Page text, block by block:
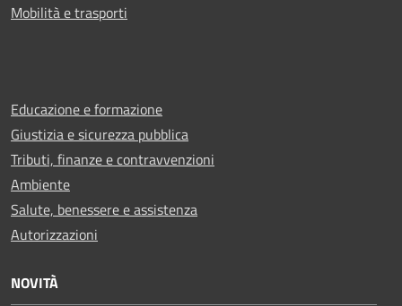
Mobilità e trasporti
Educazione e formazione
Giustizia e sicurezza pubblica
Tributi, finanze e contravvenzioni
Ambiente
Salute, benessere e assistenza
Autorizzazioni
NOVITÀ